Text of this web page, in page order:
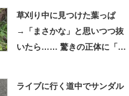
草刈り中に見つけた葉っぱ
→「まさかな」と思いつつ抜
いたら…… 驚きの正体に「お
ライブに行く道中でサンダル